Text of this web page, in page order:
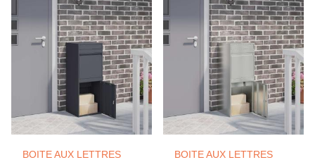
BOITE AUX LETTRES BOITE AUX LETTRES